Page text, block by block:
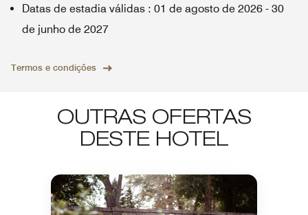
Datas de estadia válidas : 01 de agosto de 2026 - 30
de junho de 2027
Termos e condições
OUTRAS OFERTAS
DESTE HOTEL